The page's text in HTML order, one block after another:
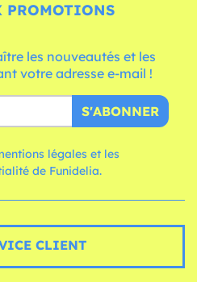
PROMOTIONS
les nouveautés et les
votre adresse e-mail !
S'ABONNER
légales et les
de Funidelia.
CLIENT